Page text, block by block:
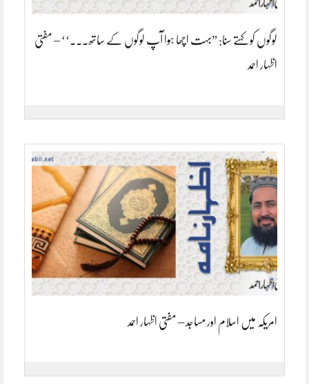
لوگوں کو کہتے سنا: ”بہت اچھا ہوا آپ لوگوں کے ساتھ۔۔۔‘‘ – مفتی
اظہار احمد
امریکہ میں اسلام اور مساجد – مفتی اظہار احمد